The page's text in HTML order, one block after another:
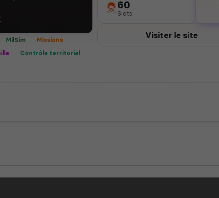
MilSim
Missions
Contrôle territorial
60
Slots
Visiter le site